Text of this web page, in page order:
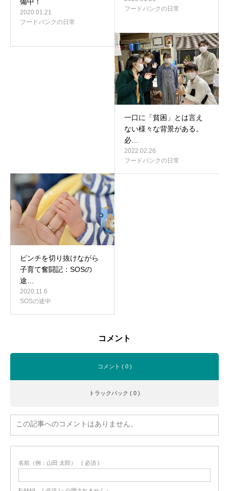
2020.01.21
フードバンクの日常
フードバンクの日常
一口に「貧困」とは言え
ない様々な背景がある。
必…
2022.02.26
フードバンクの日常
ピンチを切り抜けながら
子育て奮闘記：SOSの
途…
2020.11.6
SOSの途中
コメント
コメント ( 0 )
トラックバック ( 0 )
この記事へのコメントはありません。
名前（例：山田 太郎） ( 必須 )